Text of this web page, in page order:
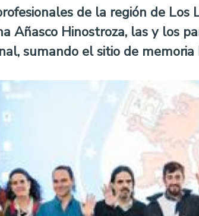
de la región de Los
Añasco Hinostroza, las y los
sumando el sitio de memoria